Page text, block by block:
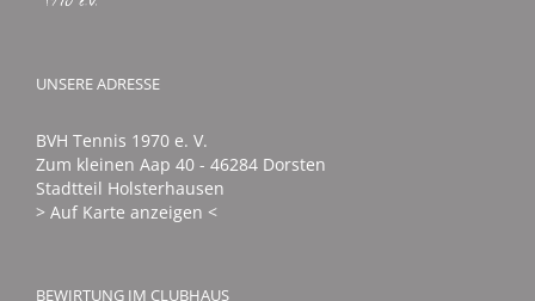
UNSERE ADRESSE
BVH Tennis 1970 e. V.
Zum kleinen Aap 40 - 46284 Dorsten
Stadtteil Holsterhausen
> Auf Karte anzeigen <
BEWIRTUNG IM CLUBHAUS